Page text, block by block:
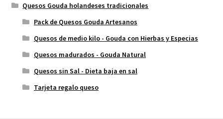
Quesos Gouda holandeses tradicionales
Pack de Quesos Gouda Artesanos
Quesos de medio kilo - Gouda con Hierbas y Especias
Quesos madurados - Gouda Natural
Quesos sin Sal - Dieta baja en sal
Tarjeta regalo queso